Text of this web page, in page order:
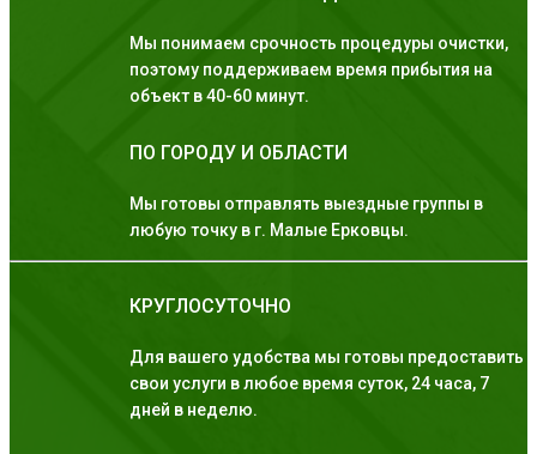
Мы понимаем срочность процедуры очистки,
поэтому поддерживаем время прибытия на
объект в 40-60 минут.
ПО ГОРОДУ И ОБЛАСТИ
Мы готовы отправлять выездные группы в
любую точку в г. Малые Ерковцы.
КРУГЛОСУТОЧНО
Для вашего удобства мы готовы предоставить
свои услуги в любое время суток, 24 часа, 7
дней в неделю.